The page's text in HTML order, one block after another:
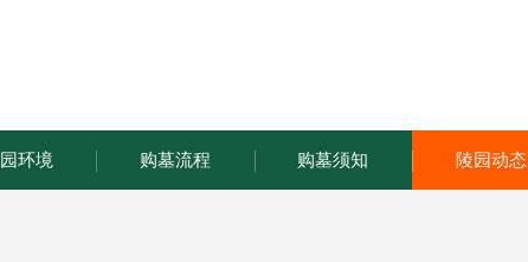
环境 购墓流程 购墓须知 陵园动态